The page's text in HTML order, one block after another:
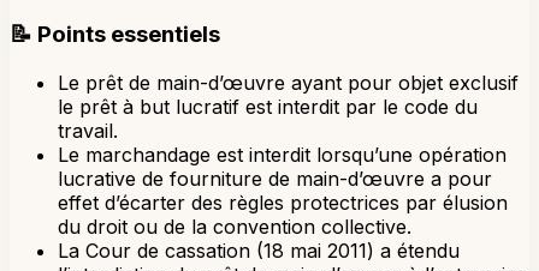
📝 Points essentiels
Le prêt de main-d’œuvre ayant pour objet exclusif
le prêt à but lucratif est interdit par le code du
travail.
Le marchandage est interdit lorsqu’une opération
lucrative de fourniture de main-d’œuvre a pour
effet d’écarter des règles protectrices par élusion
du droit ou de la convention collective.
La Cour de cassation (18 mai 2011) a étendu